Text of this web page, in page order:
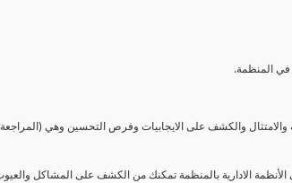
في المنظمة.
والكشف على الايجابيات وفرص التحسين وهي
الادارية بالمنظمة تمكنك من الكشف على المشاكل